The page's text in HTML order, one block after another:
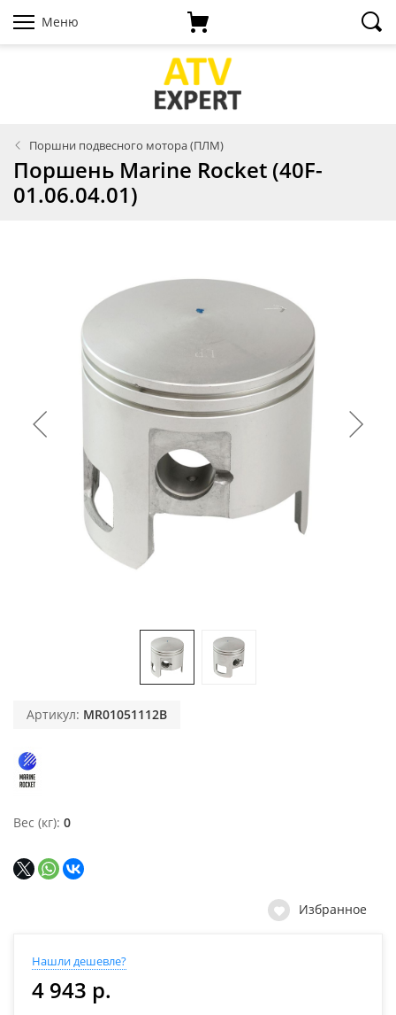
Меню
Поршни подвесного мотора (ПЛМ)
Поршень Marine Rocket (40F-
01.06.04.01)
Артикул: MR01051112B
Вес (кг) 0
Избранное
Нашли дешевле?
4 943 р.